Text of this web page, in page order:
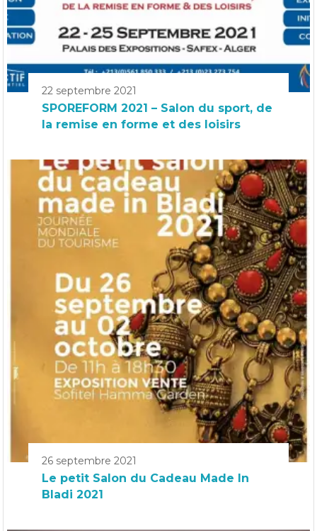
22 septembre 2021
SPOREFORM 2021 – Salon du sport, de
la remise en forme et des loisirs
26 septembre 2021
Le petit Salon du Cadeau Made In
Bladi 2021